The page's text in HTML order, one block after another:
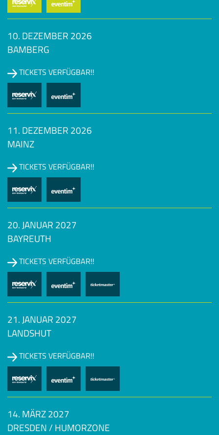
10. DEZEMBER 2026
BAMBERG
TICKETS VERFÜGBAR!!
11. DEZEMBER 2026
MAINZ
TICKETS VERFÜGBAR!!
20. JANUAR 2027
BAYREUTH
TICKETS VERFÜGBAR!!
21. JANUAR 2027
LANDSHUT
TICKETS VERFÜGBAR!!
14. MÄRZ 2027
DRESDEN / HUMORZONE